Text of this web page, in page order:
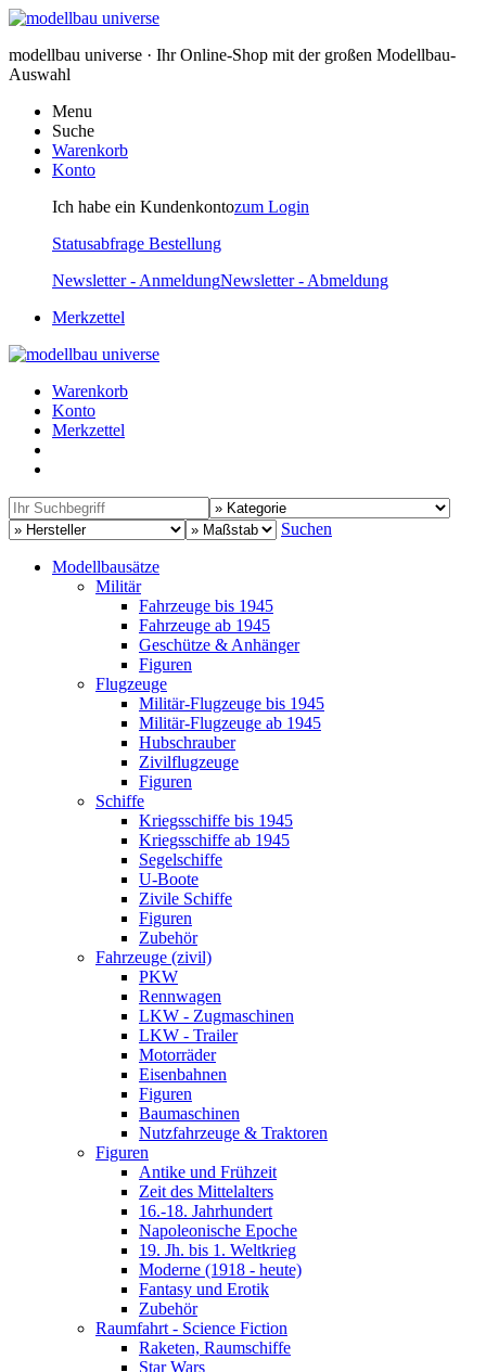
modellbau universe · Ihr Online-Shop mit der großen Modellbau-
Auswahl
Menu
Suche
Warenkorb
Konto
Ich habe ein Kundenkontozum Login
Statusabfrage Bestellung
Newsletter - AnmeldungNewsletter - Abmeldung
Merkzettel
Warenkorb
Konto
Merkzettel
Suchen
Modellbausätze
Militär
Fahrzeuge bis 1945
Fahrzeuge ab 1945
Geschütze & Anhänger
Figuren
Flugzeuge
Militär-Flugzeuge bis 1945
Militär-Flugzeuge ab 1945
Hubschrauber
Zivilflugzeuge
Figuren
Schiffe
Kriegsschiffe bis 1945
Kriegsschiffe ab 1945
Segelschiffe
U-Boote
Zivile Schiffe
Figuren
Zubehör
Fahrzeuge (zivil)
PKW
Rennwagen
LKW - Zugmaschinen
LKW - Trailer
Motorräder
Eisenbahnen
Figuren
Baumaschinen
Nutzfahrzeuge & Traktoren
Figuren
Antike und Frühzeit
Zeit des Mittelalters
16.-18. Jahrhundert
Napoleonische Epoche
19. Jh. bis 1. Weltkrieg
Moderne (1918 - heute)
Fantasy und Erotik
Zubehör
Raumfahrt - Science Fiction
Raketen, Raumschiffe
Star Wars